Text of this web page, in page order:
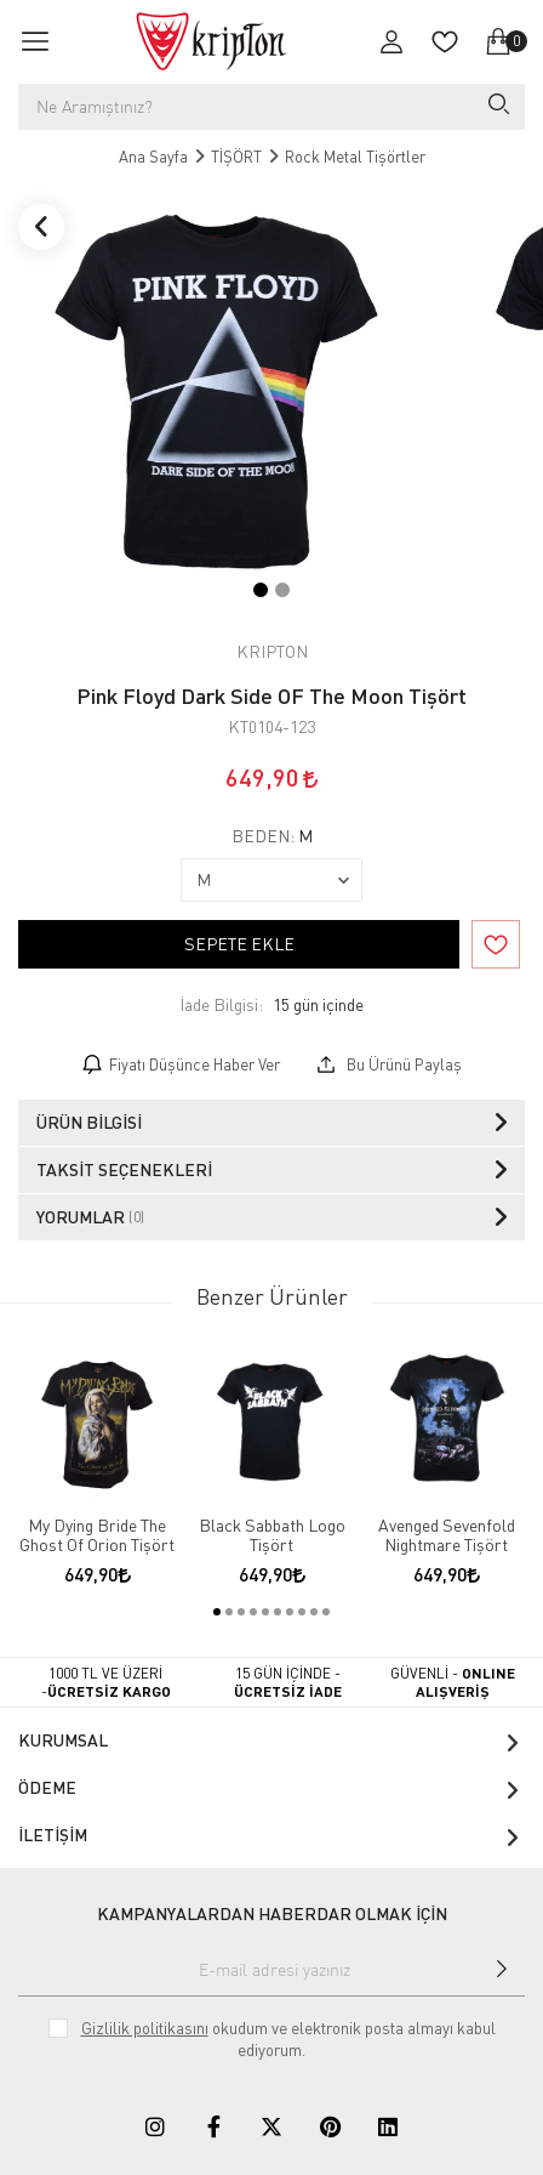
0
Ana Sayfa TİŞÖRT Rock Metal Tişörtler
KRIPTON
Pink Floyd Dark Side OF The Moon Tişört
KT0104-123
649,90
BEDEN: M
SEPETE EKLE
İade Bilgisi:
Fiyatı Düşünce Haber Ver Bu Ürünü Paylaş
ÜRÜN BILGISI
TAKSIT SEÇENEKLERI
YORUMLAR (0)
Benzer Ürünler
My Dying Bride The
Ghost Of Orion Tişört
649,90
Black Sabbath Logo
Tişört
649,90
Avenged Sevenfold
Nightmare Tişört
649,90
1000 TL VE ÜZERİ
-ÜCRETSİZ KARGO
15 GÜN İÇİNDE -
ÜCRETSİZ İADE
GÜVENLİ - ONLINE
ALIŞVERİŞ
KURUMSAL
ÖDEME
İLETİŞİM
KAMPANYALARDAN HABERDAR OLMAK İÇİN
Gizlilik politikasını okudum ve elektronik posta almayı kabul
ediyorum.